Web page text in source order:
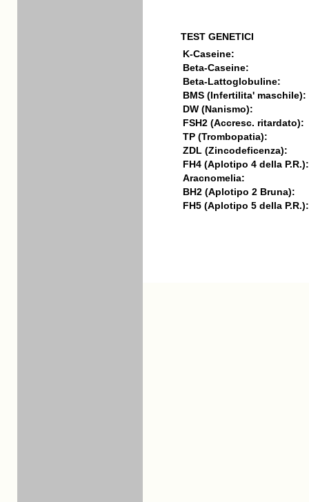
TEST GENETICI
K-Caseine:
Beta-Caseine:
Beta-Lattoglobuline:
BMS (Infertilita' maschile):
DW (Nanismo):
FSH2 (Accresc. ritardato):
TP (Trombopatia):
ZDL (Zincodeficenza):
FH4 (Aplotipo 4 della P.R.):
Aracnomelia:
BH2 (Aplotipo 2 Bruna):
FH5 (Aplotipo 5 della P.R.):